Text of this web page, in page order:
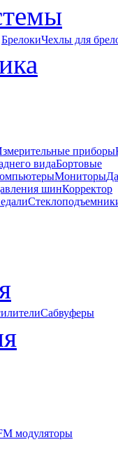
БрелокиЧехлы для
приборы
видаБортовые
Мониторы
шинКорректор
Сабвуферы
модуляторы